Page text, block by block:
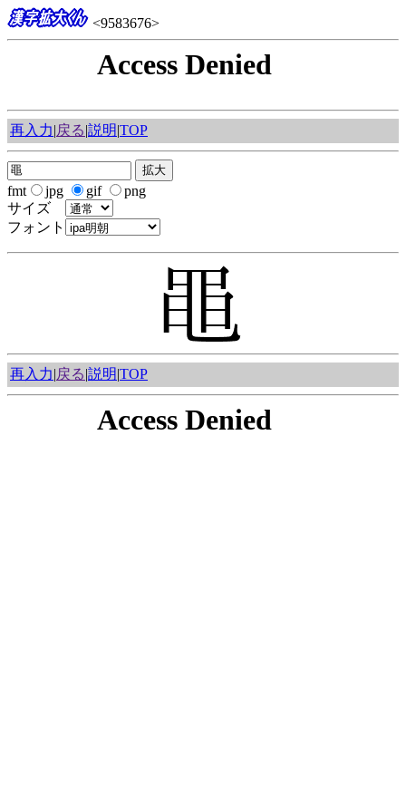
<9583676>
再入力|戻る|説明|TOP
fmt jpg gif
png
サイズ
フォント
再入力|戻る|説明|TOP